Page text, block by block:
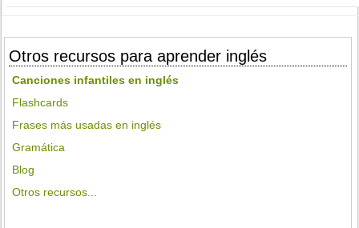
Otros recursos para aprender inglés
Canciones infantiles en inglés
Flashcards
Frases más usadas en inglés
Gramática
Blog
Otros recursos...